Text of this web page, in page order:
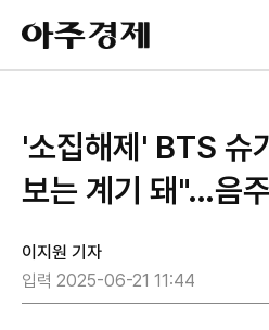
아
주
경
'소집해제' BTS 슈
보는 계기 돼"…음
이지원 기자
입력 2025-06-21 11:44